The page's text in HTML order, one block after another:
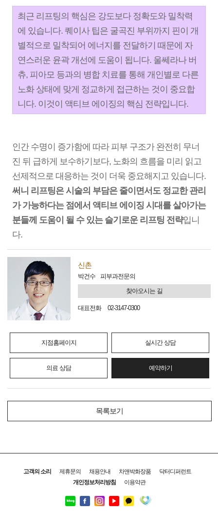
최근 리프팅의 핵심은 강도보다 정확도와 밀착력
에 있습니다. 퀘이사 팁은 굴곡진 부위까지 핀이 개
별적으로 밀착되어 에너지를 전달하기 때문에 자
연스러운 윤곽 개선에 도움이 됩니다. 울쎄라나 버
츄, 피아모 등과의 병합 치료를 통해 개인별로 다른
노화 상태에 맞게 정교하게 접근하는 것이 중요합
니다. 이것이 액티브 에이징의 핵심 전략입니다.
인간 수명이 증가함에 따라 피부 구조가 완전히 무너
진 뒤 급하게 보수하기보다, 노화의 흐름을 미리 읽고
선제적으로 대응하는 것이 더욱 중요해지고 있습니다.
써니 리프팅은 시술의 부담은 줄이면서도 정교한 관리
가 가능하다는 점에서 액티브 에이징 시대를 살아가는
분들께 도움이 될 수 있는 슬기로운 리프팅 전략입니
다.
신촌
박건수
피부과전문의
찾아오시는 길
대표전화 02-3147-0300
지점홈페이지 실시간 상담
의료 상담 예약하기
목록보기
고객의 소리 제휴문의 채용안내 차앤박화장품
닥터디퍼런트
개인정보처리방침
이용약관